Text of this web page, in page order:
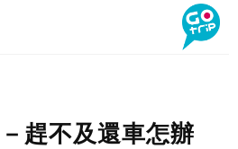
趕不及還車怎辦